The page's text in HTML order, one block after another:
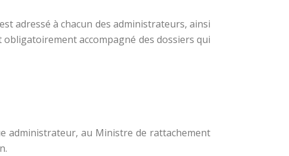
adressé à chacun des administrateurs, ainsi
accompagné des dossiers qui
administrateur, au Ministre de rattachement